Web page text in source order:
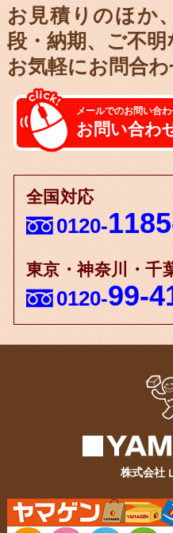
お見積りのほか
段・納期、
ご不明
お気軽にお問合わ
メールでのお問い合
お問い合わ
全国対応
0120-
東京・神奈川・千
0120-99-
株式会社